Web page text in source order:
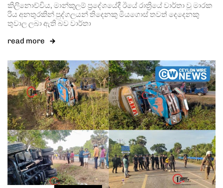
කිලිනොච්චිය, මාන්කුලම් ප්‍රදේශයේදී ඊයේ රාත්‍රියේ වාර්තා වූ මාරක
රිය අනතුරකින් පුද්ගලයන් තිදෙනකු මියගොස් තවත් දෙදෙනකු
තුවාල ලබා ඇති බව වාර්තා
read more